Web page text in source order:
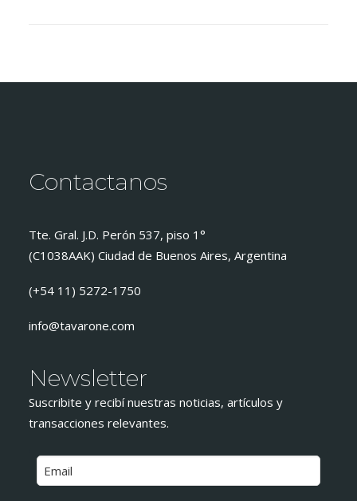
Contactanos
Tte. Gral. J.D. Perón 537, piso 1°
(C1038AAK) Ciudad de Buenos Aires, Argentina
(+54 11) 5272-1750
info@tavarone.com
Newsletter
Suscribite y recibí nuestras noticias, artículos y
transacciones relevantes.